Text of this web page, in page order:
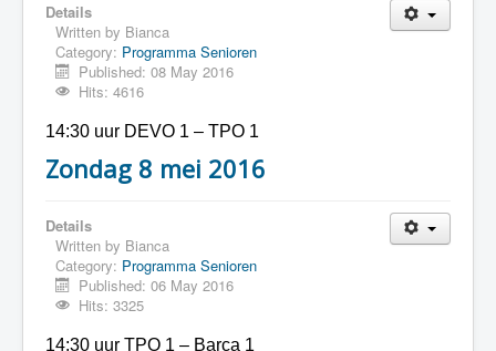
Details
Written by Bianca
Category: Programma Senioren
Published: 08 May 2016
Hits: 4616
14:30 uur DEVO 1 – TPO 1
Zondag 8 mei 2016
Details
Written by Bianca
Category: Programma Senioren
Published: 06 May 2016
Hits: 3325
14:30 uur TPO 1 – Barca 1